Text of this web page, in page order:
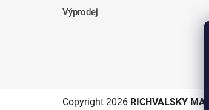
Výprodej
Copyright 2026 RICHVALSKY